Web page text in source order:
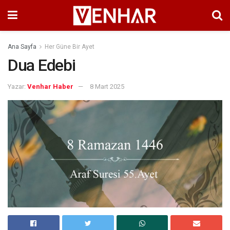
Ana Sayfa Her Güne Bir Ayet
Dua Edebi
Yazar: Venhar Haber 8 Mart 2025